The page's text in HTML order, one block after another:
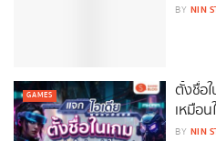
BY NIN
GAMES
ตั้งชื่อใ
เหมือน
BY NIN